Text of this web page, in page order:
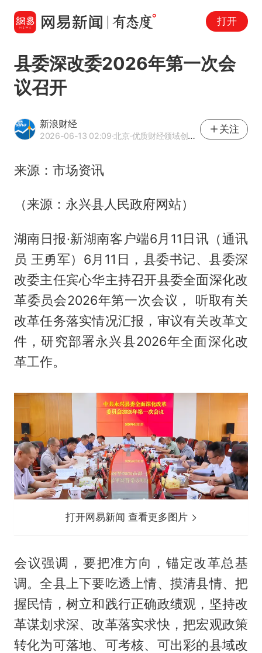
打开
县委深改委2026年第一次会
议召开
新浪财经
2026-06-13 02:09·北京·优质财经领域创作者
关注
来源：市场资讯
（来源：永兴县人民政府网站）
湖南日报·新湖南客户端6月11日讯（通讯
员 王勇军）6月11日，县委书记、县委深
改委主任宾心华主持召开县委全面深化改
革委员会2026年第一次会议， 听取有关
改革任务落实情况汇报，审议有关改革文
件，研究部署永兴县2026年全面深化改
革工作。
打开网易新闻 查看更多图片
会议强调，要把准方向，锚定改革总基
调。全县上下要吃透上情、摸清县情、把
握民情，树立和践行正确政绩观，坚持改
革谋划求深、改革落实求快，把宏观政策
转化为可落地、可考核、可出彩的县域改